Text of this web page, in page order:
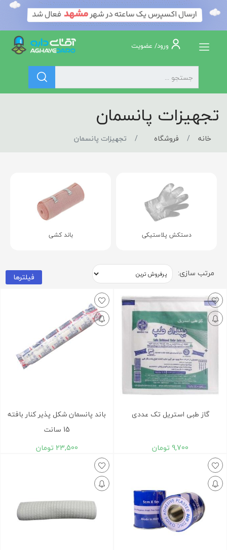
ورود/ عضویت
تجهیزات پانسمان
خانه فروشگاه تجهیزات پانسمان
دستکش پلاستیکی باند کشی
مرتب سازی: فیلترها
گاز طبی استریل تک عددی
9,700 تومان
باند پانسمان شکل پذیر کنار بافته
15 سانت
23,500 تومان